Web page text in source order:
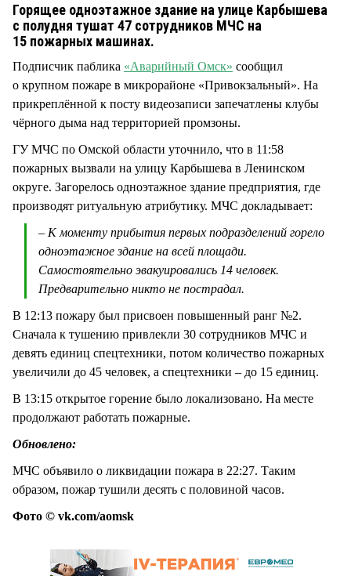
Горящее одноэтажное здание на улице Карбышева
с полудня тушат 47 сотрудников МЧС на
15 пожарных машинах.
Подписчик паблика «Аварийный Омск» сообщил
о крупном пожаре в микрорайоне «Привокзальный». На
прикреплённой к посту видеозаписи запечатлены клубы
чёрного дыма над территорией промзоны.
ГУ МЧС по Омской области уточнило, что в 11:58
пожарных вызвали на улицу Карбышева в Ленинском
округе. Загорелось одноэтажное здание предприятия, где
производят ритуальную атрибутику. МЧС докладывает:
– К моменту прибытия первых подразделений горело
одноэтажное здание на всей площади.
Самостоятельно эвакуировались 14 человек.
Предварительно никто не пострадал.
В 12:13 пожару был присвоен повышенный ранг №2.
Сначала к тушению привлекли 30 сотрудников МЧС и
девять единиц спецтехники, потом количество пожарных
увеличили до 45 человек, а спецтехники – до 15 единиц.
В 13:15 открытое горение было локализовано. На месте
продолжают работать пожарные.
Обновлено:
МЧС объявило о ликвидации пожара в 22:27. Таким
образом, пожар тушили десять с половиной часов.
Фото © vk.com/aomsk